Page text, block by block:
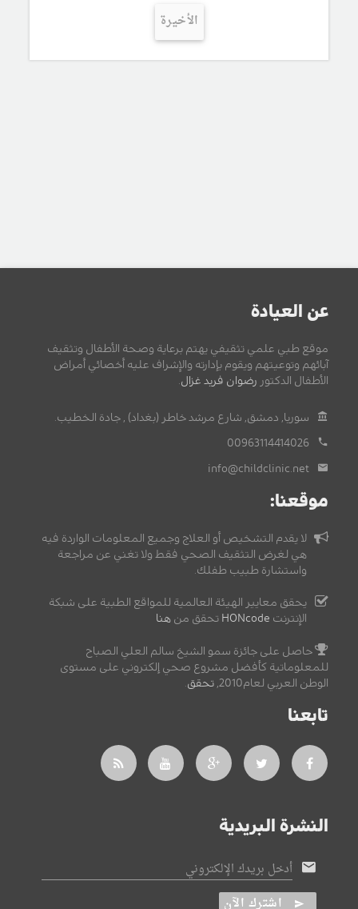
الأخيرة
عن العيادة
موقع طبي علمي تثقيفي يهتم برعاية وصحة الأطفال وتثقيف
آبائهم وتوعيتهم ويقوم بإدارته والإشراف عليه أخصائي أمراض
الأطفال الدكتور رضوان فريد غزال.
سوريا, دمشق, شارع مرشد خاطر (بغداد) , جادة الخطيب.
00963114414026
info@childclinic.net
موقعنا:
لا يقدم التشخيص أو العلاج وجميع المعلومات الواردة فيه
هي لغرض التثقيف الصحي فقط ولا تغني عن مراجعة
واستشارة طبيب طفلك.
يحقق معايير الهيئة العالمية للمواقع الطبية على شبكة
الإنترنت HONcode تحقق من هنا
حاصل على جائزة سمو الشيخ سالم العلي الصباح
للمعلوماتية كأفضل مشروع صحي إلكتروني على مستوى
الوطن العربي لعام2010,
تحقق.
تابعنا
النشرة البريدية
أدخل بريدك الإلكتروني
اشترك الآن